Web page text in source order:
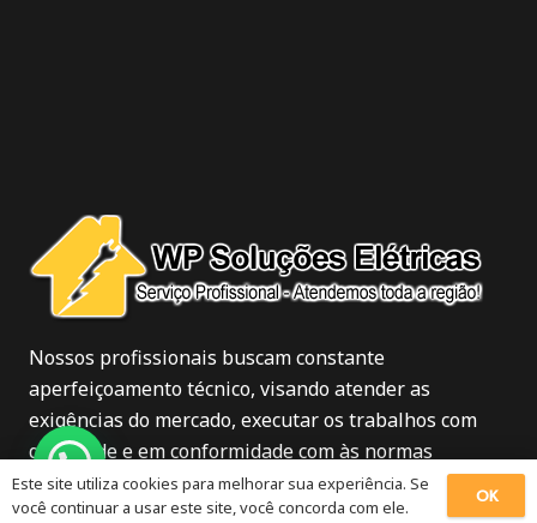
Nossos profissionais buscam constante
aperfeiçoamento técnico, visando atender as
exigências do mercado, executar os trabalhos com
qualidade e em conformidade com às normas
vigentes.
Este site utiliza cookies para melhorar sua experiência. Se
você continuar a usar este site, você concorda com ele.
OK